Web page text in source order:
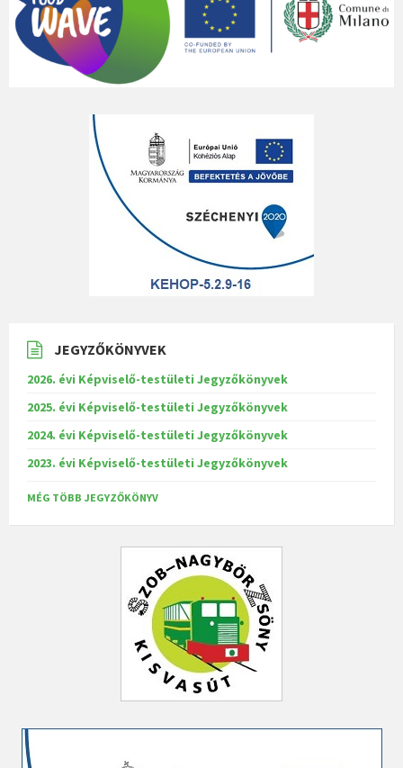
JEGYZŐKÖNYVEK
2026. évi Képviselő-testületi Jegyzőkönyvek
2025. évi Képviselő-testületi Jegyzőkönyvek
2024. évi Képviselő-testületi Jegyzőkönyvek
2023. évi Képviselő-testületi Jegyzőkönyvek
MÉG TÖBB JEGYZŐKÖNYV